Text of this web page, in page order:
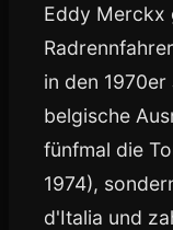
Eddy Merckx
in den
belgische
fünfmal die
1974),
d'Italia und